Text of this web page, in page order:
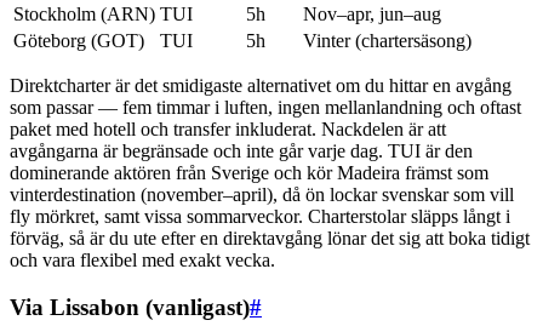
Stockholm (ARN) TUI 5h
Nov–apr, jun–aug
Göteborg (GOT)
TUI 5h Vinter (chartersäsong)
Direktcharter är det smidigaste alternativet om du hittar en avgång
som passar — fem timmar i luften, ingen mellanlandning och oftast
paket med hotell och transfer inkluderat. Nackdelen är att
avgångarna är begränsade och inte går varje dag. TUI är den
dominerande aktören från Sverige och kör Madeira främst som
vinterdestination (november–april), då ön lockar svenskar som vill
fly mörkret, samt vissa sommarveckor. Charterstolar släpps långt i
förväg, så är du ute efter en direktavgång lönar det sig att boka tidigt
och vara flexibel med exakt vecka.
Via Lissabon (vanligast)#